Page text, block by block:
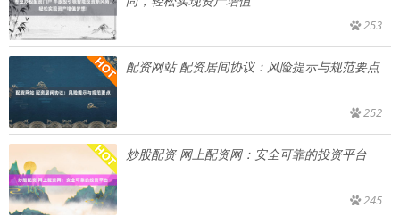
253
配资网站 配资居间协议：风险提示与规范要点
252
炒股配资 网上配资网：安全可靠的投资平台
245